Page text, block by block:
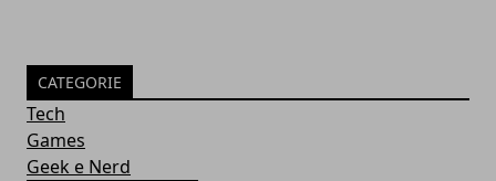
CATEGORIE
Tech
Games
Geek e Nerd